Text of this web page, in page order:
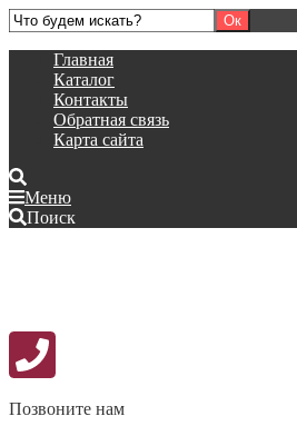
Главная
Каталог
Контакты
Обратная связь
Карта сайта
Меню
Поиск
Позвоните нам